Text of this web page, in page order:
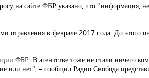
на сайте ФБР указано, что "информация,
отравления в феврале 2017 года. До
ФБР. В агентстве тоже не стали ничего
или нет", – сообщил Радио Свобода